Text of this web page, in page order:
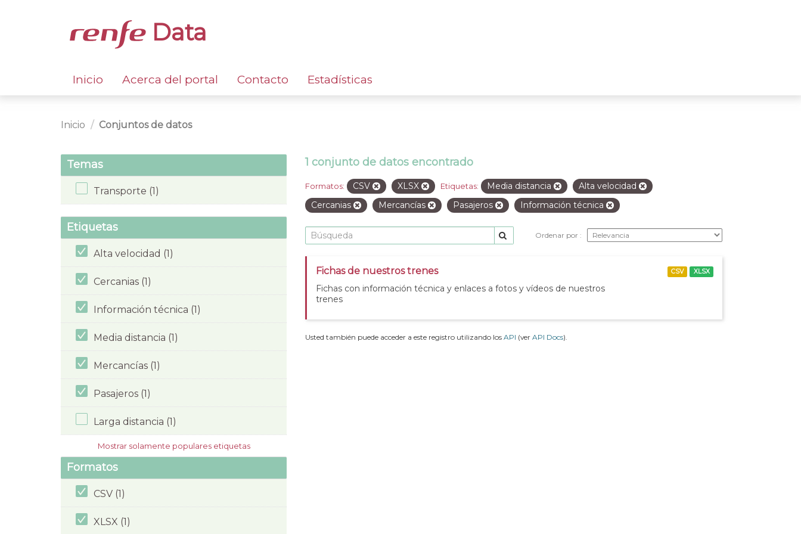
Data
Inicio Acerca del portal Contacto Estadísticas
Inicio Conjuntos de datos
Temas
Transporte (1)
Etiquetas
Alta velocidad (1)
Cercanias (1)
Información técnica (1)
Media distancia (1)
Mercancías (1)
Pasajeros (1)
Larga distancia (1)
Mostrar solamente populares etiquetas
Formatos
CSV (1)
XLSX (1)
1 conjunto de datos encontrado
Formatos: CSV XLSX Etiquetas: Media distancia
Alta velocidad
Cercanias
Mercancías Pasajeros Información técnica
Ordenar por
Fichas de nuestros trenes
Fichas con información técnica y enlaces a fotos y vídeos de nuestros
trenes
CSV XLSX
Usted también puede acceder a este registro utilizando los API (ver API Docs).